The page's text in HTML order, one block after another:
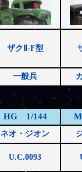
ザクⅡ-F型
一般兵
HG 1/144
ネオ・ジオン
U.C.0093